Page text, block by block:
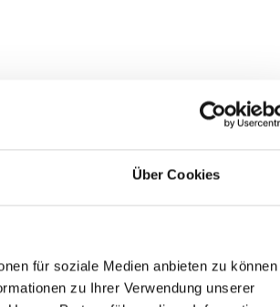
Über Cookies
für soziale Medien anbieten zu können
zu Ihrer Verwendung unserer
Sie uns